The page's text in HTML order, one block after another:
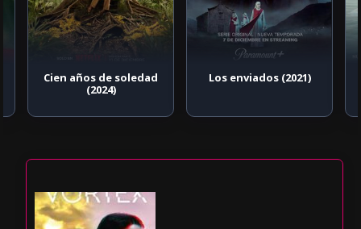
Cien años de soledad
(2024)
Los enviados (2021)